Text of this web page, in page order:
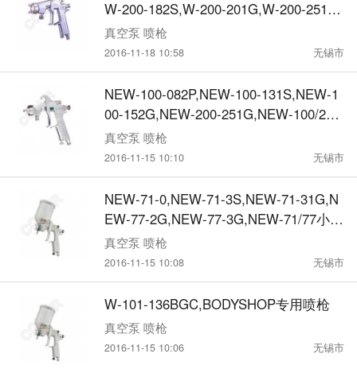
W-200-182S,W-200-201G,W-200-251G,
W-200大型喷枪
真空泵 喷枪
2016-11-18 10:58 无锡市
NEW-100-082P,NEW-100-131S,NEW-1
00-152G,NEW-200-251G,NEW-100/200
小型、大型喷枪
真空泵 喷枪
2016-11-15 10:10 无锡市
NEW-71-0,NEW-71-3S,NEW-71-31G,N
EW-77-2G,NEW-77-3G,NEW-71/77小
型、中型喷枪
真空泵 喷枪
2016-11-15 10:08 无锡市
W-101-136BGC,BODYSHOP专用喷枪
真空泵 喷枪
2016-11-15 10:06 无锡市